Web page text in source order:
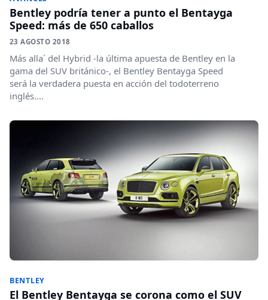
Bentley podría tener a punto el Bentayga
Speed: más de 650 caballos
23 AGOSTO 2018
Más alla´ del Hybrid -la última apuesta de Bentley en la
gama del SUV británico-, el Bentley Bentayga Speed
será la verdadera puesta en acción del todoterreno
inglés....
BENTLEY
El Bentley Bentayga se corona como el SUV